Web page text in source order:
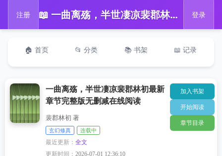
注册 📖 一曲离殇，半世凄凉裴郡林初最新章节完整版无删减在线阅读 登录
🏠 首页 📂 分类 📚 书架 📖 记录
一曲离殇，半世凄凉裴郡林初最新
章节完整版无删减在线阅读
裴郡林初 著
玄幻修真 连载中
最近更新：全文
更新时间：2026-07-01 12:36:10
加入书架
开始阅读
章节目录